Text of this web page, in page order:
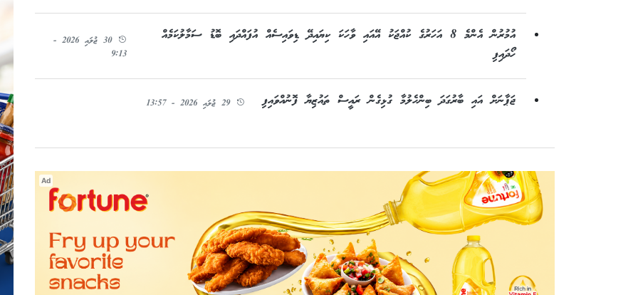
އުމުރުން އެންމެ 8 އަހަރުގެ ކުއްޖަކު އޭއައި ވާހަކަ ކިޔައިދޭ ޑިވައިސެއް އުފައްދައި ބޮޑު ސަމާލުކަމެއް
ހޯދައިފި
30 ޖުލައި 2026 -
9:13
ޖަޕާނަށް އައި ބާރުގަދަ ބިންހެލުމާ ގުޅިގެން ރައީސް ތައުޒިޔާ ފޮނުއްވައިފި 29 ޖުލައި 2026 - 13:57
Ad